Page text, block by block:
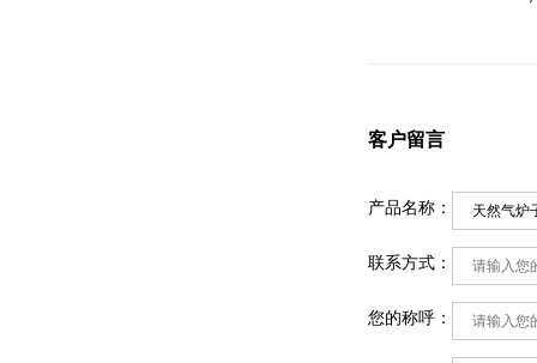
客户留言
产品名称：
联系方式：
您的称呼：